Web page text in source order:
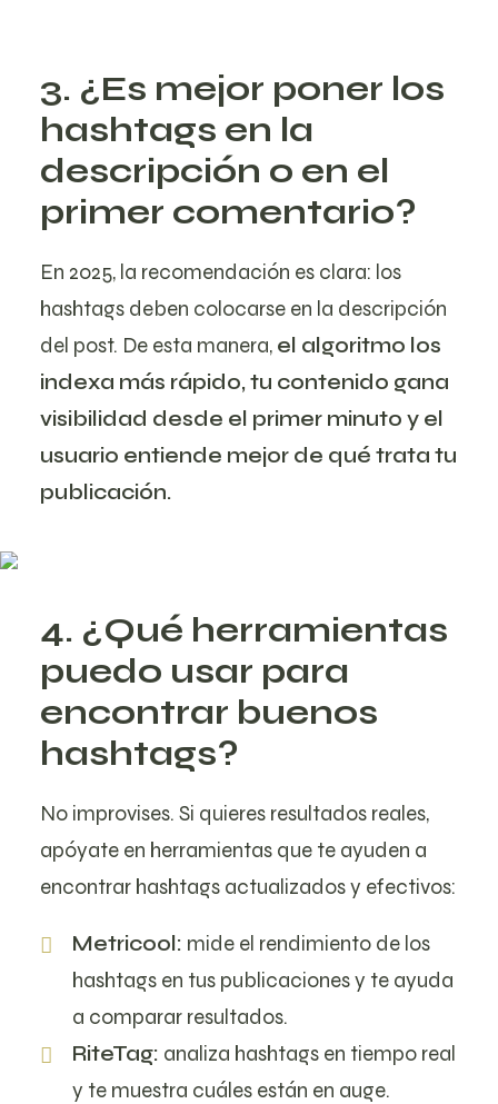
3. ¿Es mejor poner los
hashtags en la
descripción o en el
primer comentario?
En 2025, la recomendación es clara: los
hashtags deben colocarse en la descripción
del post. De esta manera, el algoritmo los
indexa más rápido, tu contenido gana
visibilidad desde el primer minuto y el
usuario entiende mejor de qué trata tu
publicación.
4. ¿Qué herramientas
puedo usar para
encontrar buenos
hashtags?
No improvises. Si quieres resultados reales,
apóyate en herramientas que te ayuden a
encontrar hashtags actualizados y efectivos:
Metricool: mide el rendimiento de los
hashtags en tus publicaciones y te ayuda
a comparar resultados.
RiteTag: analiza hashtags en tiempo real
y te muestra cuáles están en auge.